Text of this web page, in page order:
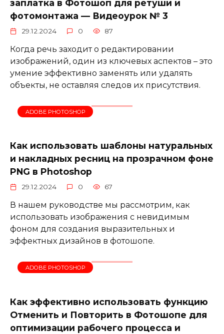
заплатка в Фотошоп для ретуши и
фотомонтажа — Видеоурок № 3
29.12.2024 0 87
Когда речь заходит о редактировании
изображений, один из ключевых аспектов – это
умение эффективно заменять или удалять
объекты, не оставляя следов их присутствия.
ADOBE PHOTOSHOP
Как использовать шаблоны натуральных
и накладных ресниц на прозрачном фоне
PNG в Photoshop
29.12.2024 0 67
В нашем руководстве мы рассмотрим, как
использовать изображения с невидимым
фоном для создания выразительных и
эффектных дизайнов в фотошопе.
ADOBE PHOTOSHOP
Как эффективно использовать функцию
Отменить и Повторить в Фотошопе для
оптимизации рабочего процесса и